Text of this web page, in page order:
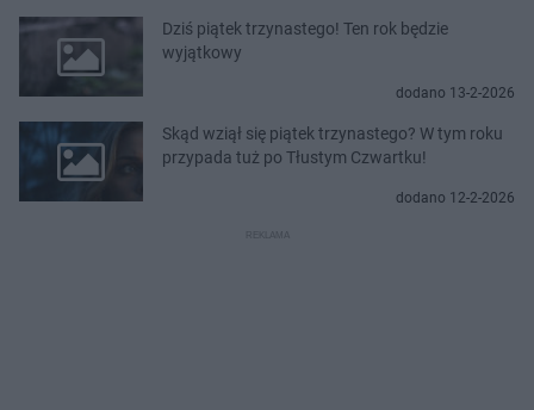
Dziś piątek trzynastego! Ten rok będzie
wyjątkowy
dodano 13-2-2026
Skąd wziął się piątek trzynastego? W tym roku
przypada tuż po Tłustym Czwartku!
dodano 12-2-2026